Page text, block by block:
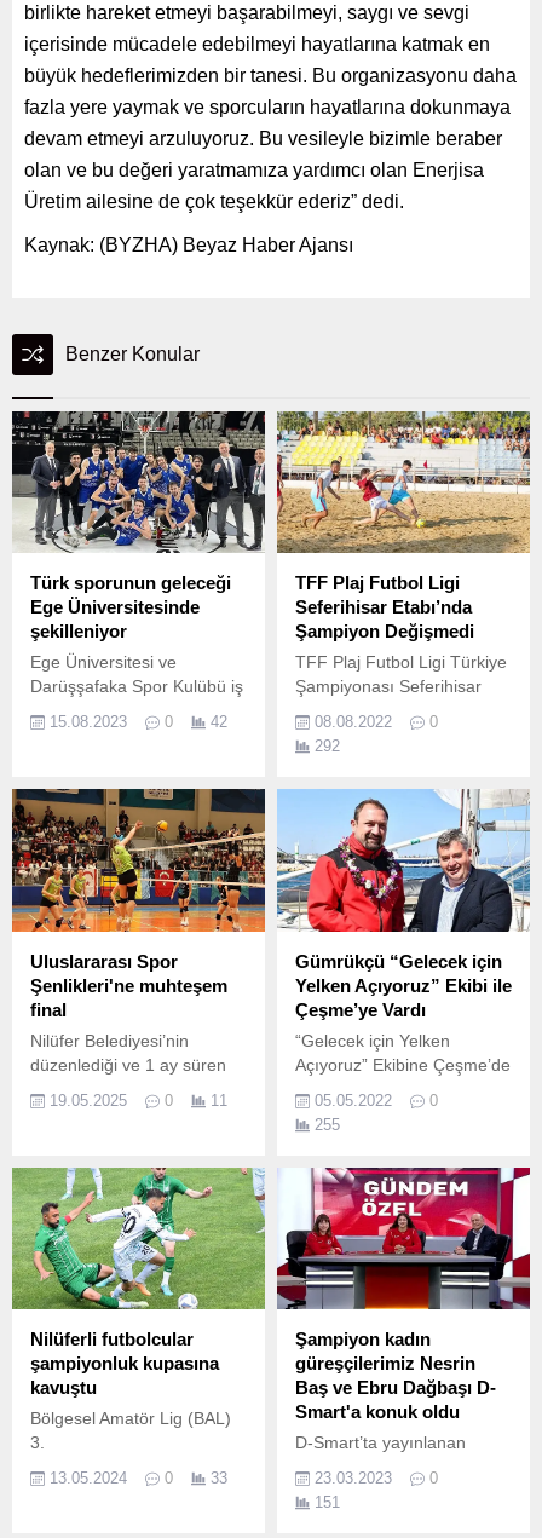
birlikte hareket etmeyi başarabilmeyi, saygı ve sevgi
içerisinde mücadele edebilmeyi hayatlarına katmak en
büyük hedeflerimizden bir tanesi. Bu organizasyonu daha
fazla yere yaymak ve sporcuların hayatlarına dokunmaya
devam etmeyi arzuluyoruz. Bu vesileyle bizimle beraber
olan ve bu değeri yaratmamıza yardımcı olan Enerjisa
Üretim ailesine de çok teşekkür ederiz” dedi.
Kaynak: (BYZHA) Beyaz Haber Ajansı
Benzer Konular
Türk sporunun geleceği
Ege Üniversitesinde
şekilleniyor
Ege Üniversitesi ve
Darüşşafaka Spor Kulübü iş
birliğiyle hayata geçirilen
Ege Üniversitesi Daçka
15.08.2023 0 42
TFF Plaj Futbol Ligi
Seferihisar Etabı’nda
Şampiyon Değişmedi
TFF Plaj Futbol Ligi Türkiye
Şampiyonası Seferihisar
Etabı'nda pandemi
yasakları nedeniyle son
olarak 2019 yılında
Şampiyon olan Cittaslow
Seferihisar tekrar şampiyon
oldu.
08.08.2022
0
292
Uluslararası Spor
Şenlikleri'ne muhteşem
final
Nilüfer Belediyesi’nin
düzenlediği ve 1 ay süren
19.05.2025 0 11
Gümrükçü “Gelecek için
Yelken Açıyoruz” Ekibi ile
Çeşme’ye Vardı
“Gelecek için Yelken
Açıyoruz” Ekibine Çeşme’de
değişikliğine dikkat çekmek
amacıyla 22 Nisan’da Hopa
Yelken Açıyoruz”
yolculuğuna çıkan Bear
Sailing Yelken Takımı,
Avrupa İklim Paktı Türkiye
Büyükelçisi ve Çiğli Belediye
Başkanı Utku Gümrükçü ile
birlikte Çeşme’ye ulaştı.
05.05.2022
0
255
Nilüferli futbolcular
şampiyonluk kupasına
kavuştu
Bölgesel Amatör Lig (BAL)
3.
13.05.2024 0 33
Şampiyon kadın
güreşçilerimiz Nesrin
Baş ve Ebru Dağbaşı D-
Smart'a konuk oldu
D-Smart’ta yayınlanan
Gündem Özel programında
gazeteci Faik Gürses’in
konukları Dünya ve Avrupa
23.03.2023
0
151